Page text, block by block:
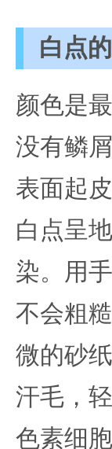
白点
颜色是
没有鳞
表面起
白点呈
染。用
不会粗
微的砂
汗毛，
色素细